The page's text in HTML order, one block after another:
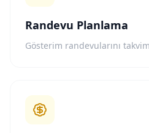
Randevu Planlama
Gösterim randevularını